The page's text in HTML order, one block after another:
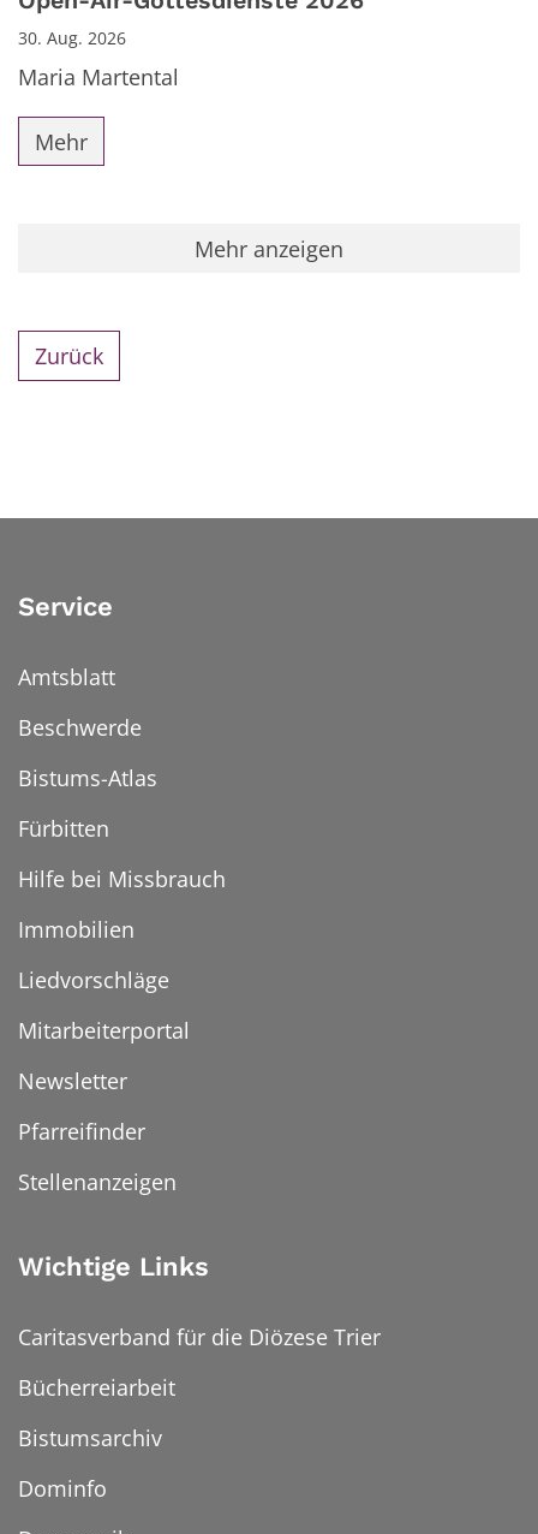
30. Aug. 2026
Maria Martental
Mehr
Mehr anzeigen
Zurück
Service
Amtsblatt
Beschwerde
Bistums-Atlas
Fürbitten
Hilfe bei Missbrauch
Immobilien
Liedvorschläge
Mitarbeiterportal
Newsletter
Pfarreifinder
Stellenanzeigen
Wichtige Links
Caritasverband für die Diözese Trier
Bücherreiarbeit
Bistumsarchiv
Dominfo